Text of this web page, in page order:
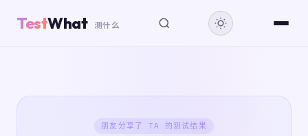
TestWhat 测什么
朋友分享了 TA 的测试结果